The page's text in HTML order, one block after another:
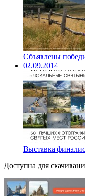
Объявлены
02.09.2014
Выставка
Доступна для